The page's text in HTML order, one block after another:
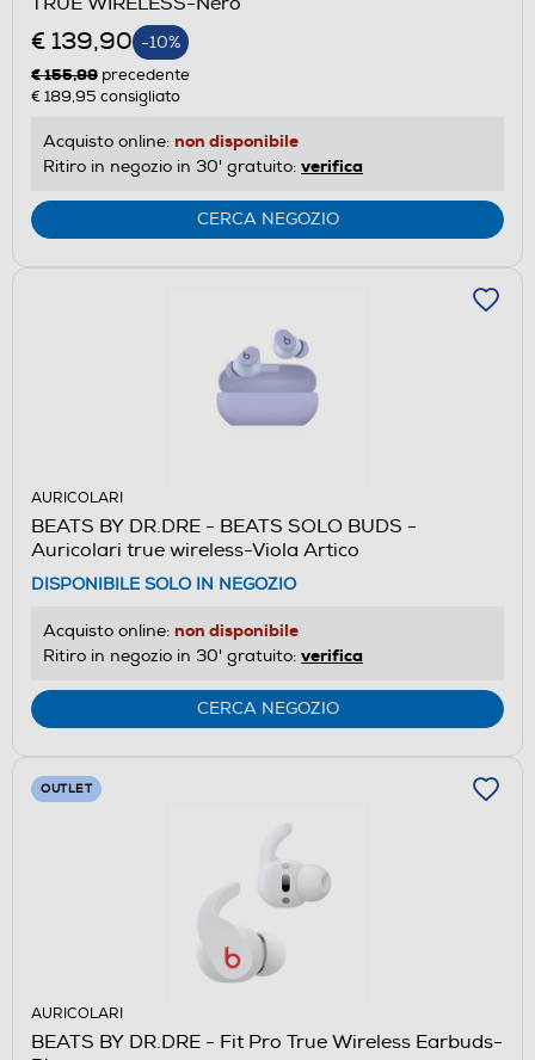
€ 139,90 -10%
€ 155,99 precedente
€ 189,95 consigliato
Acquisto online: non disponibile
Ritiro in negozio in 30' gratuito: verifica
CERCA NEGOZIO
AURICOLARI
BEATS BY DR.DRE - BEATS SOLO BUDS -
Auricolari true wireless-Viola Artico
DISPONIBILE SOLO IN NEGOZIO
Acquisto online: non disponibile
Ritiro in negozio in 30' gratuito: verifica
CERCA NEGOZIO
OUTLET
AURICOLARI
BEATS BY DR.DRE - Fit Pro True Wireless Earbuds-